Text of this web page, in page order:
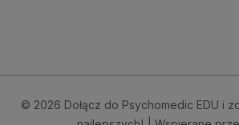
© 2026 Dołącz do Psychomedic EDU i